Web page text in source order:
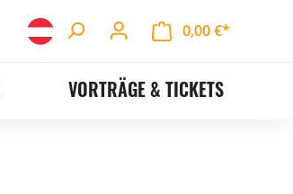
0,00 €*
VORTRÄGE & TICKETS